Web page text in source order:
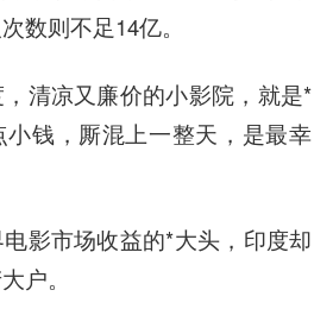
数则不足14亿。
清凉又廉价的小影院，就是*
钱，厮混上一整天，是最幸
影市场收益的*大头，印度却
户。